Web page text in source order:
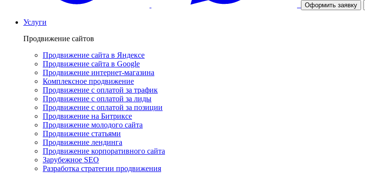
Оформить заявку
Услуги
Продвижение сайтов
Продвижение сайта в Яндексе
Продвижение сайта в Google
Продвижение интернет-магазина
Комплексное продвижение
Продвижение с оплатой за трафик
Продвижение с оплатой за лиды
Продвижение с оплатой за позиции
Продвижение на Битриксе
Продвижение молодого сайта
Продвижение статьями
Продвижение лендинга
Продвижение корпоративного сайта
Зарубежное SEO
Разработка стратегии продвижения